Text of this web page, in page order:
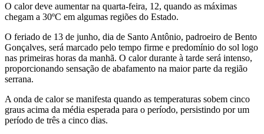
O calor deve aumentar na quarta-feira, 12, quando as máximas
chegam a 30ºC em algumas regiões do Estado.
O feriado de 13 de junho, dia de Santo Antônio, padroeiro de Bento
Gonçalves, será marcado pelo tempo firme e predomínio do sol logo
nas primeiras horas da manhã. O calor durante à tarde será intenso,
proporcionando sensação de abafamento na maior parte da região
serrana.
A onda de calor se manifesta quando as temperaturas sobem cinco
graus acima da média esperada para o período, persistindo por um
período de três a cinco dias.